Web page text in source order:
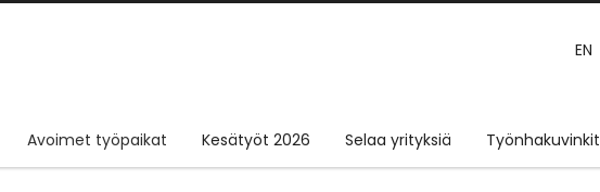
EN
Avoimet työpaikat Kesätyöt 2026 Selaa yrityksiä Työnhakuvinkit